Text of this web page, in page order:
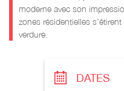
moderne avec son
zones résidentielles
verdure.
DATES